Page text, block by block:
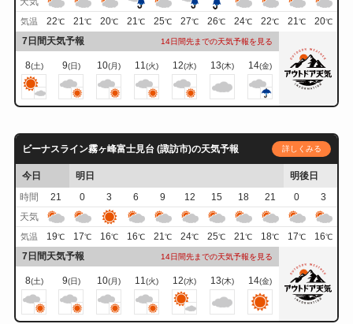
気温 22℃ 21℃ 20℃ 21℃ 25℃ 27℃ 26℃ 24℃ 22℃ 21℃ 20℃
7日間天気予報 14日間先までの天気予報を見る
8(土) 9(日) 10(月) 11(火) 12(水) 13(木) 14(金)
ビーナスライン霧ヶ峰富士見台 (諏訪市)の天気予報 詳しくみる
今日 明日
明後日
時間
21 0 3 6 9 12 15 18 21 0
3
天気
気温 19℃ 17℃ 16℃ 16℃ 21℃ 24℃ 25℃ 21℃ 18℃ 17℃ 16℃
7日間天気予報 14日間先までの天気予報を見る
8(土) 9(日) 10(月) 11 (火) 12(水) 13(木) 14(金)